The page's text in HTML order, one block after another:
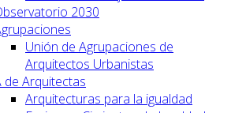
2030
Unión de Agrupaciones de
Arquitectos Urbanistas
de Arquitectas
Arquitecturas para la igualdad